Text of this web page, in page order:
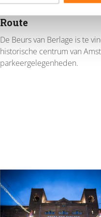
Route
De Beurs van Berlage is te
historische centrum van
parkeergelegenheden.